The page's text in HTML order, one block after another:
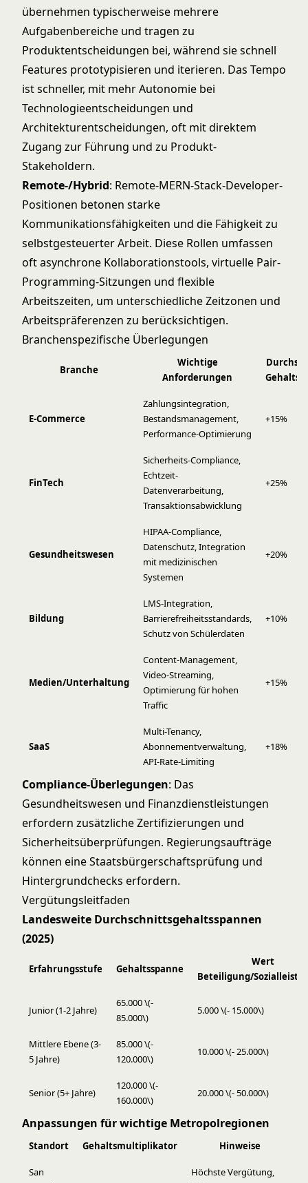
übernehmen typischerweise mehrere
Aufgabenbereiche und tragen zu
Produktentscheidungen bei, während sie schnell
Features prototypisieren und iterieren. Das Tempo
ist schneller, mit mehr Autonomie bei
Technologieentscheidungen und
Architekturentscheidungen, oft mit direktem
Zugang zur Führung und zu Produkt-
Stakeholdern.
Remote-/Hybrid: Remote-MERN-Stack-Developer-
Positionen betonen starke
Kommunikationsfähigkeiten und die Fähigkeit zu
selbstgesteuerter Arbeit. Diese Rollen umfassen
oft asynchrone Kollaborationstools, virtuelle Pair-
Programming-Sitzungen und flexible
Arbeitszeiten, um unterschiedliche Zeitzonen und
Arbeitspräferenzen zu berücksichtigen.
Branchenspezifische Überlegungen
Branche
Wichtige
Anforderungen
E-Commerce
Zahlungsintegration,
Bestandsmanagement,
Performance-Optimierung
+15%
FinTech
Sicherheits-Compliance,
Echtzeit-
Datenverarbeitung,
Transaktionsabwicklung
+25%
Gesundheitswesen
HIPAA-Compliance,
Datenschutz, Integration
mit medizinischen
Systemen
+20%
Bildung
LMS-Integration,
Barrierefreiheitsstandards,
Schutz von Schülerdaten
+10%
Medien/Unterhaltung
Content-Management,
Video-Streaming,
Optimierung für hohen
Traffic
+15%
SaaS
Multi-Tenancy,
Abonnementverwaltung,
API-Rate-Limiting
+18%
Compliance-Überlegungen: Das
Gesundheitswesen und Finanzdienstleistungen
erfordern zusätzliche Zertifizierungen und
Sicherheitsüberprüfungen. Regierungsaufträge
können eine Staatsbürgerschaftsprüfung und
Hintergrundchecks erfordern.
Vergütungsleitfaden
Landesweite Durchschnittsgehaltsspannen
(2025)
Erfahrungsstufe Gehaltsspanne
Wert
Beteiligung/
Junior (1-2 Jahre)
65.000\(-
85.000\)
5.000\(- 15.000\)
Mittlere Ebene (3-
5 Jahre)
85.000\(-
120.000\)
10.000\(- 25.000\)
Senior (5+ Jahre)
120.000\(-
160.000\)
20.000\(- 50.000\)
Anpassungen für wichtige Metropolregionen
Standort Gehaltsmultiplikator Hinweise
San
Höchste Vergütung,